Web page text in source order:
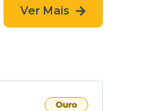
Ver Mais
Ouro